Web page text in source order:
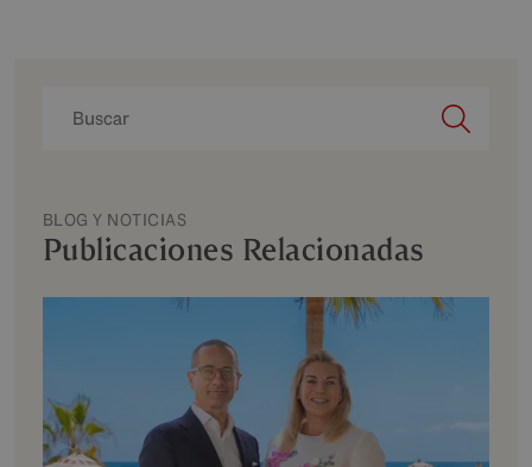
BLOG Y NOTICIAS
Publicaciones Relacionadas